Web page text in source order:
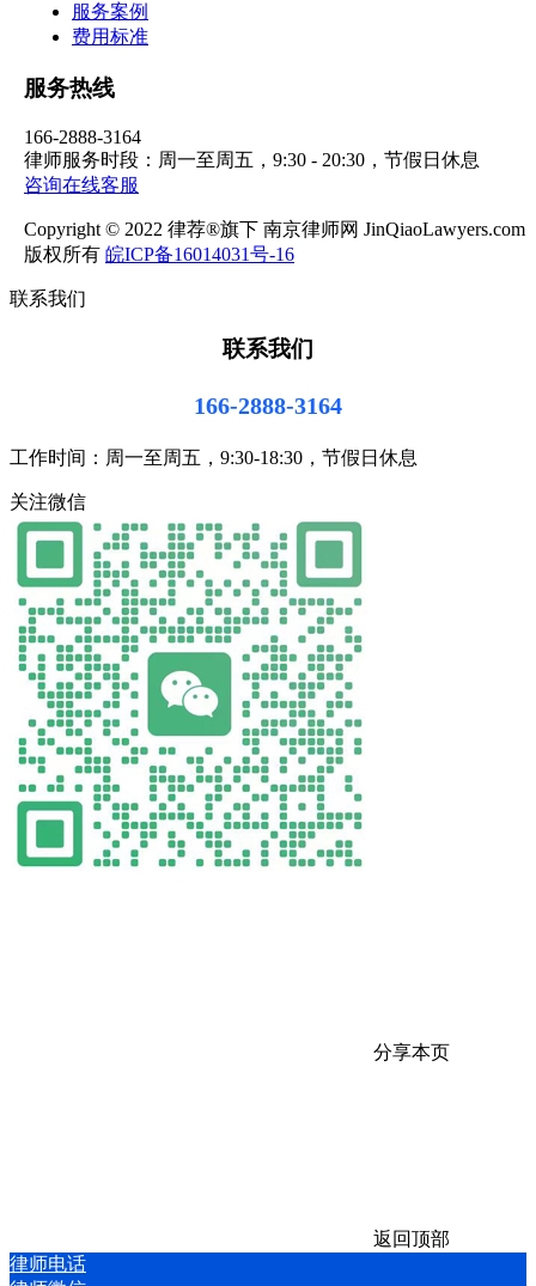
服务案例
费用标准
服务热线
166-2888-3164
律师服务时段：周一至周五，9:30 - 20:30，节假日休息
咨询在线客服
Copyright © 2022 律荐®旗下 南京律师网 JinQiaoLawyers.com
版权所有 皖ICP备16014031号-16
联系我们
联系我们
166-2888-3164
工作时间：周一至周五，9:30-18:30，节假日休息
关注微信
分享本页
返回顶部
律师电话